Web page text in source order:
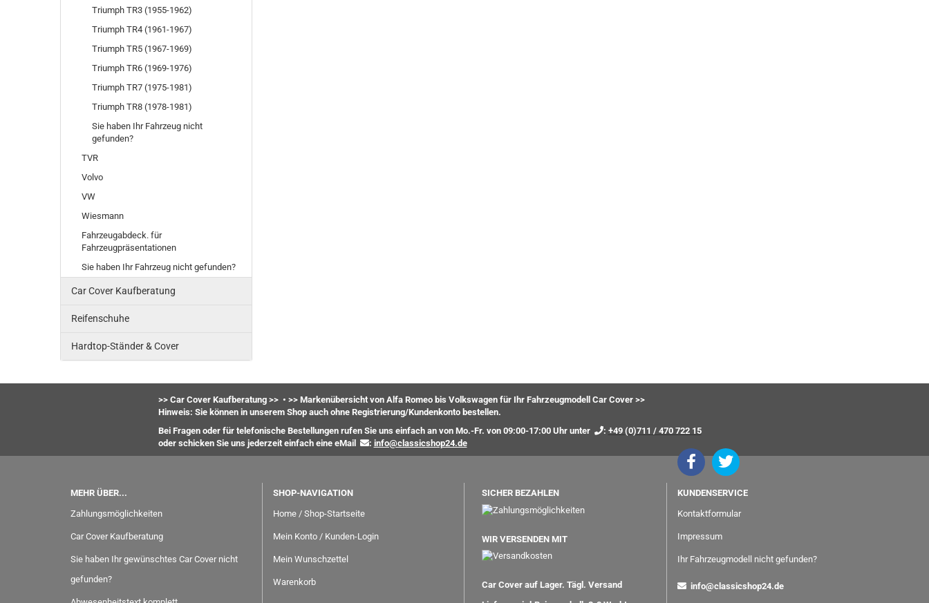
Triumph TR3 (1955-1962)
Triumph TR4 (1961-1967)
Triumph TR5 (1967-1969)
Triumph TR6 (1969-1976)
Triumph TR7 (1975-1981)
Triumph TR8 (1978-1981)
Sie haben Ihr Fahrzeug nicht
gefunden?
TVR
Volvo
VW
Wiesmann
Fahrzeugabdeck. für
Fahrzeugpräsentationen
Sie haben Ihr Fahrzeug nicht gefunden?
Car Cover Kaufberatung
Reifenschuhe
Hardtop-Ständer & Cover
>> Car Cover Kaufberatung >> • >> Markenübersicht von Alfa Romeo bis Volkswagen für Ihr Fahrzeugmodell Car Cover >>
Hinweis: Sie können in unserem Shop auch ohne Registrierung/Kundenkonto bestellen.
Bei Fragen oder für telefonische Bestellungen rufen Sie uns einfach an von Mo.-Fr. von 09:00-17:00 Uhr unter
: +49 (0)711 / 470 722 15
oderschicken Sie uns jederzeit einfach eine eMail : info@classicshop24.de
MEHR ÜBER...
Zahlungsmöglichkeiten
Car Cover Kaufberatung
Sie haben Ihr gewünschtes Car Cover nicht
gefunden?
SHOP-NAVIGATION
Home / Shop-Startseite
Mein Konto / Kunden-Login
Mein Wunschzettel
Warenkorb
SICHER BEZAHLEN
WIR VERSENDEN MIT
Car Cover auf Lager. Tägl. Versand
KUNDENSERVICE
Kontaktformular
Impressum
Ihr Fahrzeugmodell nicht gefunden?
info@classicshop24.de